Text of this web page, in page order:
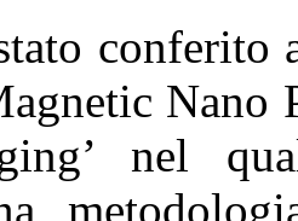
conferito
Nano
nel